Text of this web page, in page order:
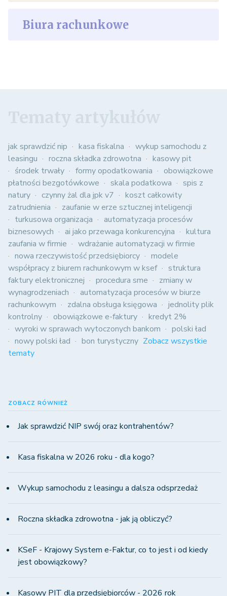
Biura rachunkowe
jak sprawdzić nip kasa fiskalna
wykup samochodu z
leasingu
roczna składka zdrowotna
kasowy pit
środek trwały
formy opodatkowania
obowiązkowe
płatności bezgotówkowe
skala podatkowa
spis z
natury
czynny żal dla jpk v7
koszt całkowity
zatrudnienia
zaufanie w erze sztucznej inteligencji
turkusowa organizacja
automatyzacja procesów
biznesowych
ai jako przewaga konkurencyjna
kultura
zaufania w firmie
wdrażanie automatyzacji w firmie
nowa rzeczywistość przedsiębiorcy
modele
współpracy z biurem rachunkowym w ksef
struktura
faktury elektronicznej
procedura sme
zmiany w
wynagrodzeniach
automatyzacja procesów w biurze
rachunkowym
zdalna obsługa księgowa
jednolity plik
kontrolny
obowiązkowe e-faktury
kredyt 2%
wyroki w sprawach wytoczonych bankom
polski ład
nowy polski ład
bon turystyczny Zobacz wszystkie
tematy
ZOBACZ RÓWNIEŻ
Jak sprawdzić NIP swój oraz kontrahentów?
Kasa fiskalna w 2026 roku - dla kogo?
Wykup samochodu z leasingu a dalsza odsprzedaż
Roczna składka zdrowotna - jak ją obliczyć?
KSeF - Krajowy System e-Faktur, co to jest i od kiedy
jest obowiązkowy?
Kasowy PIT dla przedsiębiorców - 2026 rok